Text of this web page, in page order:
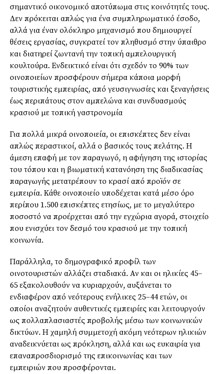
σημαντικό οικονομικό αποτύπωμα στις κοινότητές τους.
Δεν πρόκειται απλώς για ένα συμπληρωματικό έσοδο,
αλλά για έναν ολόκληρο μηχανισμό που δημιουργεί
θέσεις εργασίας, συγκρατεί τον πληθυσμό στην ύπαιθρο
και διατηρεί ζωντανή την τοπική αμπελουργική
κουλτούρα. Ενδεικτικό είναι ότι σχεδόν το 90% των
οινοποιείων προσφέρουν σήμερα κάποια μορφή
τουριστικής εμπειρίας, από γευσιγνωσίες και ξεναγήσεις
έως περιπάτους στον αμπελώνα και συνδυασμούς
κρασιού με τοπική γαστρονομία
Για πολλά μικρά οινοποιεία, οι επισκέπτες δεν είναι
απλώς περαστικοί, αλλά ο βασικός τους πελάτης. Η
άμεση επαφή με τον παραγωγό, η αφήγηση της ιστορίας
του τόπου και η βιωματική κατανόηση της διαδικασίας
παραγωγής μετατρέπουν το κρασί από προϊόν σε
εμπειρία. Κάθε οινοποιείο υποδέχεται κατά μέσο όρο
περίπου 1.500 επισκέπτες ετησίως, με το μεγαλύτερο
ποσοστό να προέρχεται από την εγχώρια αγορά, στοιχείο
που ενισχύει τον δεσμό του κρασιού με την τοπική
κοινωνία.
Παράλληλα, το δημογραφικό προφίλ των
οινοτουριστών αλλάζει σταδιακά. Αν και οι ηλικίες 45–
65 εξακολουθούν να κυριαρχούν, αυξάνεται το
ενδιαφέρον από νεότερους ενήλικες 25–44 ετών, οι
οποίοι αναζητούν αυθεντικές εμπειρίες και λειτουργούν
ως πολλαπλασιαστές προβολής μέσω των κοινωνικών
δικτύων. Η χαμηλή συμμετοχή ακόμη νεότερων ηλικιών
αναδεικνύεται ως πρόκληση, αλλά και ως ευκαιρία για
επαναπροσδιορισμό της επικοινωνίας και των
εμπειριών που προσφέρονται.